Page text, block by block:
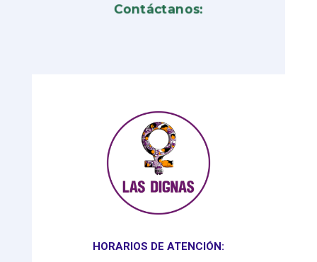
Contáctanos:
HORARIOS DE ATENCIÓN: